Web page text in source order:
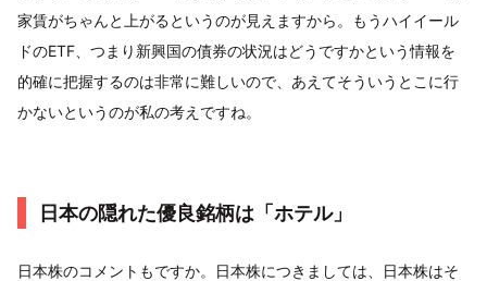
家賃がちゃんと上がるというのが見えますから。もうハイイール
ドのETF、つまり新興国の債券の状況はどうですかという情報を
的確に把握するのは非常に難しいので、あえてそういうとこに行
かないというのが私の考えですね。
日本の隠れた優良銘柄は「ホテル」
日本株のコメントもですか。日本株につきましては、日本株はそ